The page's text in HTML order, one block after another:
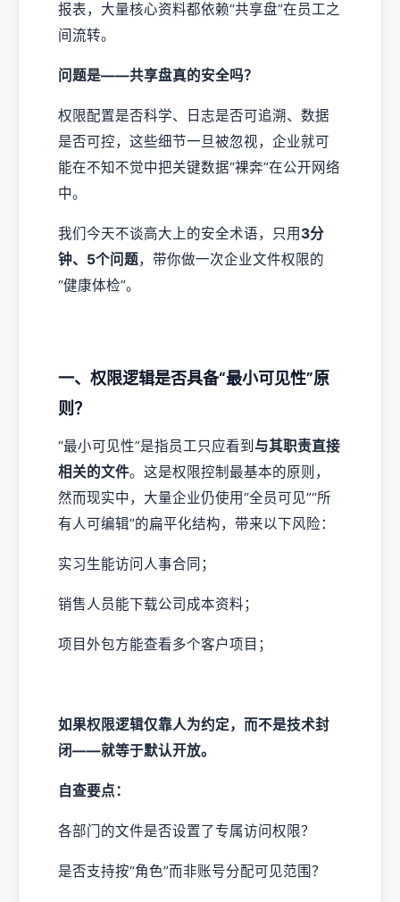
报表，大量核心资料都依赖“共享盘”在员工之
间流转。
问题是——共享盘真的安全吗？
权限配置是否科学、日志是否可追溯、数据
是否可控，这些细节一旦被忽视，企业就可
能在不知不觉中把关键数据“裸奔”在公开网络
中。
我们今天不谈高大上的安全术语，只用 3分
钟、5个问题，带你做一次企业文件权限的
“健康体检”。
一、权限逻辑是否具备“最小可见性”原
则？
“最小可见性”是指员工只应看到 与其职责直接
相关的文件。这是权限控制最基本的原则，
然而现实中，大量企业仍使用“全员可见”“所
有人可编辑”的扁平化结构，带来以下风险：
实习生能访问人事合同；
销售人员能下载公司成本资料；
项目外包方能查看多个客户项目；
如果权限逻辑仅靠人为约定，而不是技术封
闭——就等于默认开放。
自查要点：
各部门的文件是否设置了专属访问权限？
是否支持按“角色”而非账号分配可见范围？